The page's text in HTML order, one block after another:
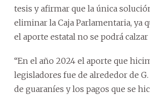
tesis y afirmar que la única
eliminar la Caja Parlamentaria, ya
el aporte estatal no se podrá
“En el año 2024 el aporte que
legisladores fue de alrededor de
de guaraníes y los pagos que se